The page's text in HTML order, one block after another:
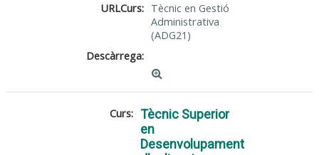
URLCurs:
Tècnic en Gestió
Administrativa
(ADG21)
Descàrrega:
Curs: Tècnic Superior
en
Desenvolupament